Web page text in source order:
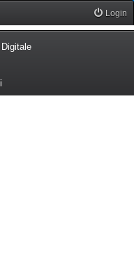
Login
tab) (Opens a new tab)